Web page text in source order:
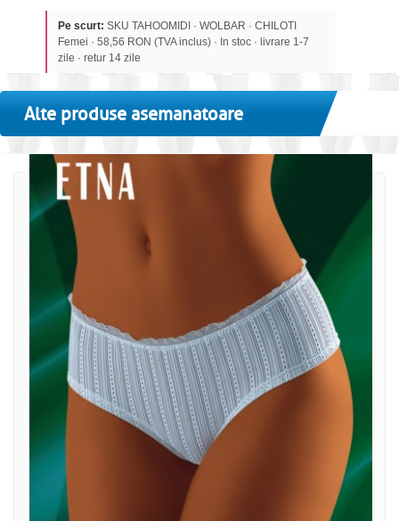
Pe scurt: SKU TAHOOMIDI · WOLBAR · CHILOTI
Femei · 58,56 RON (TVA inclus) · In stoc · livrare 1-7
zile · retur 14 zile
Alte produse asemanatoare